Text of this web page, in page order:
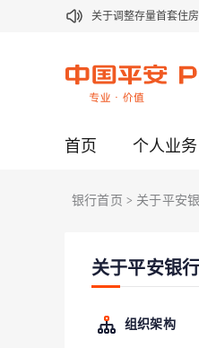
关于调整存量首套住
关于修订《平安银行
关于我行聚金宝交易
关于2020年端午节期
关于加强代理贵金属
首页 个人业务
银行首页 > 关于平安
关于平安银行
组织架构